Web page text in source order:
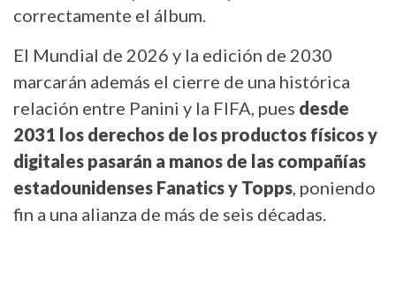
correctamente el álbum.
El Mundial de 2026 y la edición de 2030
marcarán además el cierre de una histórica
relación entre Panini y la FIFA, pues desde
2031 los derechos de los productos físicos y
digitales pasarán a manos de las compañías
estadounidenses Fanatics y Topps , poniendo
fin a una alianza de más de seis décadas.